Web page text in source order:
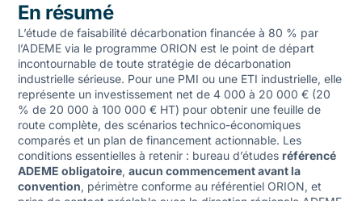
En résumé
L’étude de faisabilité décarbonation financée à 80 % par
l’ADEME via le programme ORION est le point de départ
incontournable de toute stratégie de décarbonation
industrielle sérieuse. Pour une PMI ou une ETI industrielle, elle
représente un investissement net de 4 000 à 20 000 € (20
% de 20 000 à 100 000 € HT) pour obtenir une feuille de
route complète, des scénarios technico-économiques
comparés et un plan de financement actionnable. Les
conditions essentielles à retenir : bureau d’études référencé
ADEME obligatoire, aucun commencement avant la
convention, périmètre conforme au référentiel ORION, et